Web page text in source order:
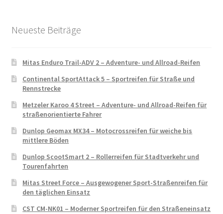
Neueste Beiträge
Mitas Enduro Trail-ADV 2 – Adventure- und Allroad-Reifen
Continental SportAttack 5 – Sportreifen für Straße und
Rennstrecke
Metzeler Karoo 4 Street – Adventure- und Allroad-Reifen für
straßenorientierte Fahrer
Dunlop Geomax MX34 – Motocrossreifen für weiche bis
mittlere Böden
Dunlop ScootSmart 2 – Rollerreifen für Stadtverkehr und
Tourenfahrten
Mitas Street Force – Ausgewogener Sport-Straßenreifen für
den täglichen Einsatz
CST CM-NK01 – Moderner Sportreifen für den Straßeneinsatz